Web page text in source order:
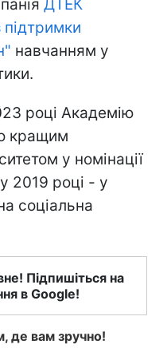
ДТЕК
навчанням у
році Академію
кращим
у номінації
2019 році - у
соціальна
Підпишіться на
в Google!
де вам зручно!